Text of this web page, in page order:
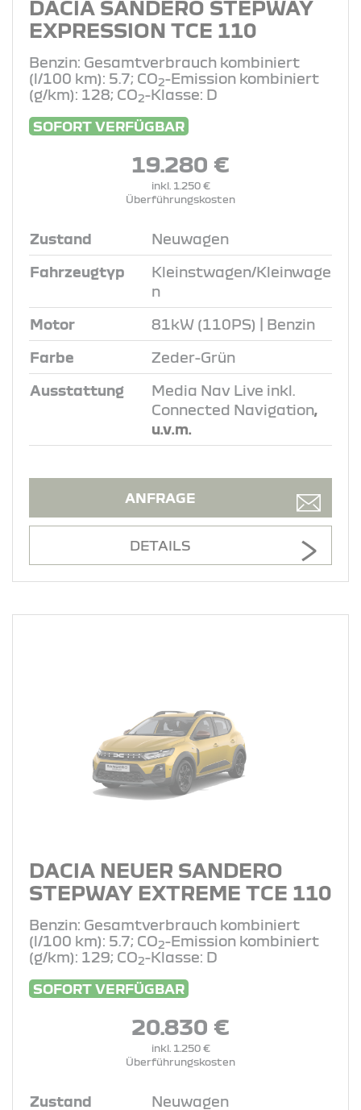
DACIA SANDERO STEPWAY
EXPRESSION TCE 110
Benzin: Gesamtverbrauch kombiniert
(l/100 km): 5.7; CO2-Emission kombiniert
(g/km): 128; CO2-Klasse: D
SOFORT VERFÜGBAR
19.280 €
inkl. 1.250 €
Überführungskosten
Zustand Neuwagen
Fahrzeugtyp
Kleinstwagen/Kleinwage
n
Motor 81kW (110PS) | Benzin
Farbe Zeder-Grün
Ausstattung
Media Nav Live inkl.
Connected Navigation,
u.v.m.
ANFRAGE
DETAILS
DACIA NEUER SANDERO
STEPWAY EXTREME TCE 110
Benzin: Gesamtverbrauch kombiniert
(l/100 km): 5.7; CO2-Emission kombiniert
(g/km): 129; CO2-Klasse: D
SOFORT VERFÜGBAR
20.830 €
inkl. 1.250 €
Überführungskosten
Zustand Neuwagen